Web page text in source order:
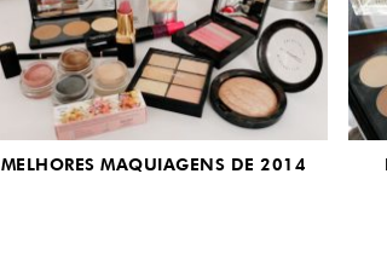
MELHORES MAQUIAGENS DE 2014